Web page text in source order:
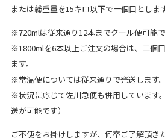
または総重量を15キロ以下で一個口とします
※720mlは従来通り12本までクール便可能で
※1800mlを6本以上ご注文の場合は、二個
ます。
※常温便については従来通りで発送します。
※状況に応じて佐川急便も併用しています
送が可能です）
ご不便をお掛けしますが、何卒ご了解頂き